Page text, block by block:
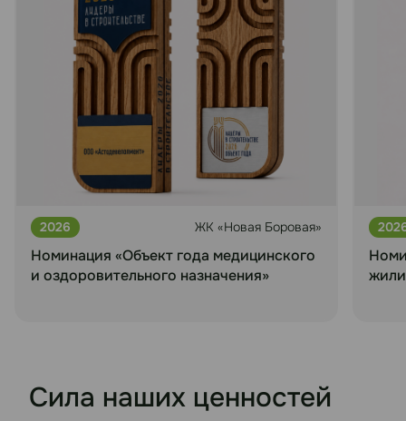
2026 ЖК «Новая Боровая»
Номинация «Объект года медицинского
и оздоровительного назначения»
Сила наших ценностей